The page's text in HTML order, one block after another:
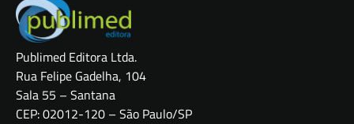
Publimed Editora Ltda.
Rua Felipe Gadelha, 104
Sala 55 – Santana
CEP: 02012-120 – São Paulo/SP